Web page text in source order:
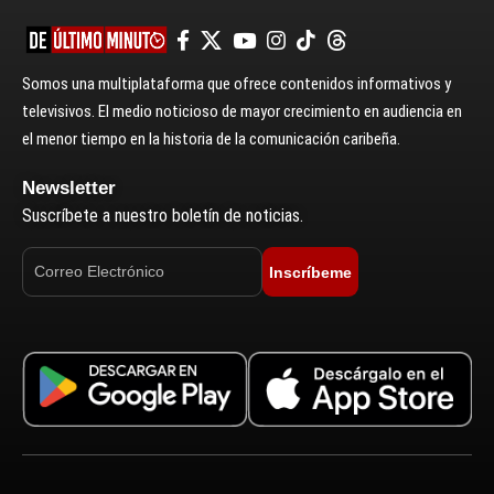
Somos una multiplataforma que ofrece contenidos informativos y
televisivos. El medio noticioso de mayor crecimiento en audiencia en
el menor tiempo en la historia de la comunicación caribeña.
Newsletter
Suscríbete a nuestro boletín de noticias.
Inscríbeme